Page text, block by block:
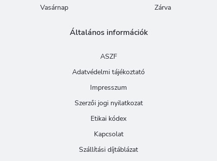
Vasárnap
Zárva
Általános információk
ASZF
Adatvédelmi tájékoztató
Impresszum
Szerzői jogi nyilatkozat
Etikai kódex
Kapcsolat
Szállítási díjtáblázat